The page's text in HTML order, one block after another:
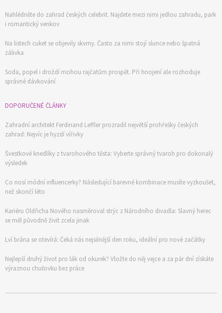
Nahlédněte do zahrad českých celebrit. Najdete mezi nimi jedlou zahradu, park
i romantický venkov
Na listech cuket se objevily skvrny. Často za nimi stojí slunce nebo špatná
zálivka
Soda, popel i droždí mohou rajčatům prospět. Při hnojení ale rozhoduje
správné dávkování
DOPORUČENÉ ČLÁNKY
Zahradní architekt Ferdinand Leffler prozradil největší prohřešky českých
zahrad: Nejvíc je hyzdí vířivky
Švestkové knedlíky z tvarohového těsta: Vyberte správný tvaroh pro dokonalý
výsledek
Co nosí módní influencerky? Následující barevné kombinace musíte vyzkoušet,
než skončí léto
Kariéru Oldřicha Nového nasměroval strýc z Národního divadla: Slavný herec
se měl původně živit zcela jinak
Lví brána se otevírá: Čeká nás nejsilnější den roku, ideální pro nové začátky
Nejlepší druhý život pro lák od okurek? Vložte do něj vejce a za pár dní získáte
výraznou chuťovku bez práce